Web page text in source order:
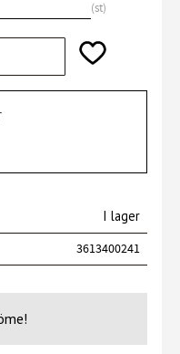
st
Lägg till i
I lager
3613400241